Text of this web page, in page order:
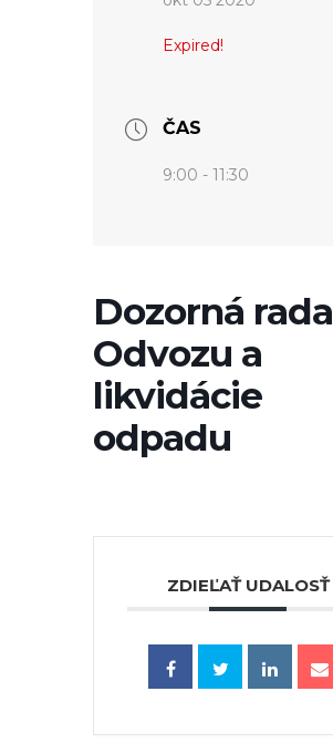
Expired!
ČAS
9:00 - 11:30
Dozorná rada
Odvozu a
likvidácie
odpadu
ZDIEĽAŤ UDALOSŤ